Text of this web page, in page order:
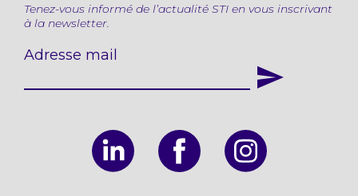
Tenez-vous informé de l’actualité STI en vous inscrivant
à la newsletter.
Adresse mail